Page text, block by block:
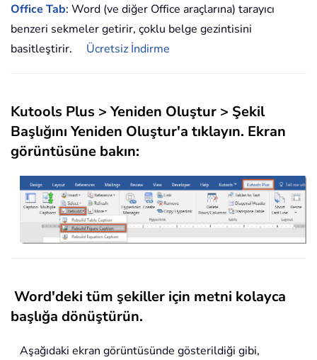
Office Tab: Word (ve diğer Office araçlarına) tarayıcı
benzeri sekmeler getirir, çoklu belge gezintisini
basitleştirir.
Ücretsiz İndirme
Kutools Plus >Yeniden Oluştur > Şekil
Başlığını Yeniden Oluştur'a tıklayın. Ekran
görüntüsüne bakın:
Word'deki tüm şekiller için metni kolayca
başlığa dönüştürün.
Aşağıdaki ekran görüntüsünde gösterildiği gibi,